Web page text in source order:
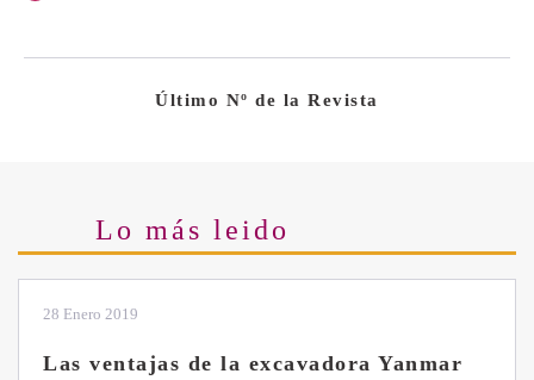
Último Nº de la Revista
Lo más leido
28 Enero 2019
Las ventajas de la excavadora Yanmar